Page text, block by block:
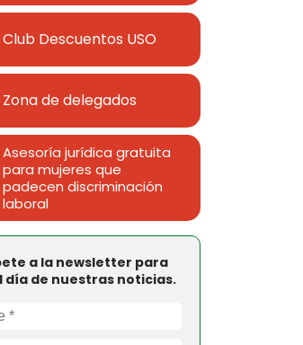
Club Descuentos USO
Zona de delegados
Asesoría jurídica gratuita
para mujeres que
padecen discriminación
laboral
a la newsletter para
día de nuestras noticias.